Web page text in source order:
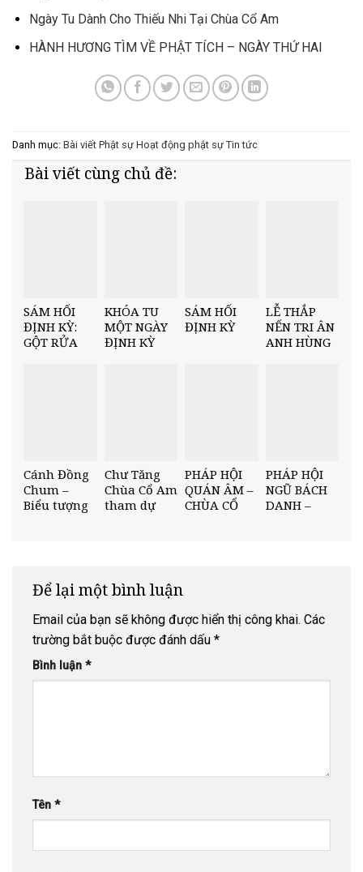
Ngày Tu Dành Cho Thiếu Nhi Tại Chùa Cổ Am
HÀNH HƯƠNG TÌM VỀ PHẬT TÍCH – NGÀY THỨ HAI
Danh mục: Bài viết Phật sự Hoạt động phật sự Tin tức
Bài viết cùng chủ đề:
SÁM HỐI
ĐỊNH KỲ:
GỘT RỬA
KHÓA TU
MỘT NGÀY
ĐỊNH KỲ
SÁM HỐI
ĐỊNH KỲ
LỄ THẮP
NẾN TRI ÂN
ANH HÙNG
Cánh Đồng
Chum –
Biểu tượng
(CHDCND
Lào)
Chư Tăng
Chùa Cổ Am
tham dự
Lào.
PHÁP HỘI
QUÁN ÂM –
CHÙA CỔ
PHÁP HỘI
NGŨ BÁCH
DANH –
Để lại một bình luận
Email của bạn sẽ không được hiển thị công khai. Các
trường bắt buộc được đánh dấu *
Bình luận *
Tên *